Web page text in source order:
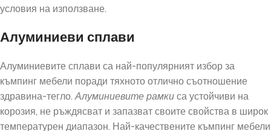
условия на използване.
Алуминиеви сплави
Алуминиевите сплави са най-популярният избор за
къмпинг мебели поради тяхното отлично съотношение
здравина-тегло.Алуминиевите рамки са устойчиви на
корозия, не ръждясват и запазват своите свойства в широк
температурен диапазон. Най-качествените къмпинг мебели